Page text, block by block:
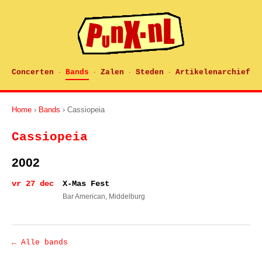
Concerten · Bands · Zalen · Steden · Artikelenarchief
Home › Bands › Cassiopeia
Cassiopeia
2002
vr 27 dec X-Mas Fest
Bar American, Middelburg
← Alle bands